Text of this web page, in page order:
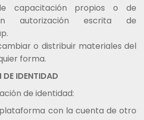
capacitación propios o de
autorización escrita de
o distribuir materiales del
forma.
IDENTIDAD
de identidad:
con la cuenta de otro